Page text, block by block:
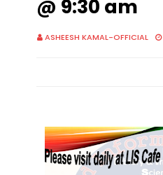
@ 9:30 am
ASHEESH KAMAL-OFFICIAL